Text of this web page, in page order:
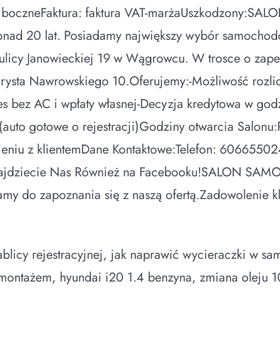
faktura VAT-
20 lat. Posiadamy największy wybór
Janowieckiej 19 w Wągrowcu. W trosce o
Nawrowskiego 10.Oferujemy:-Możliwość
AC i wpłaty własnej-Decyzja kredytowa w
gotowe o rejestracji)Godziny otwarcia
z klientemDane Kontaktowe:Telefon:
Nas Również na Facebooku!SALON
do zapoznania się z naszą ofertą.Zadowolenie
rejestracyjnej, jak naprawić wycieraczki w
hyundai i20 1.4 benzyna, zmiana oleju